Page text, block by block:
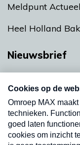
Meldpunt Actueel
Heel Holland
Nieuwsbrief
nieuwsbrief.
uw mailbox.